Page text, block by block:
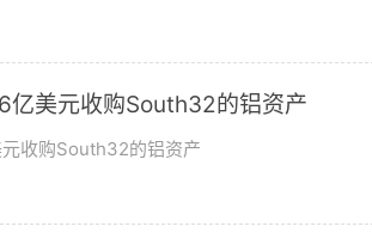
亿美元收购South32的铝资产
收购South32的铝资产